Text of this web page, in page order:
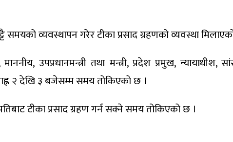
समयको व्यवस्थापन गरेर टीका प्रसाद ग्रहणको व्यवस्था
उपप्रधानमन्त्री तथा मन्त्री, प्रदेश प्रमुख,
२ देखि ३ बजेसम्म समय तोकिएको छ ।
टीका प्रसाद ग्रहण गर्न सक्ने समय तोकिएको छ ।